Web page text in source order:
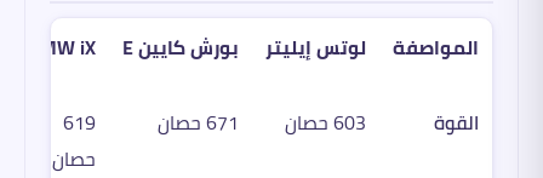
المواصفة لوتس إيليتر بورش كايين E BMW iX
القوة 603 حصان 671 حصان
619
حصان